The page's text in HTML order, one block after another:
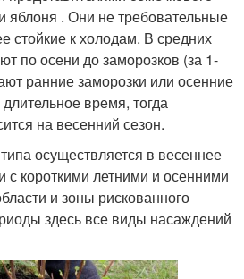
яблоня . Они не требовательные
стойкие к холодам. В средних
по осени до заморозков (за 1-
ранние заморозки или осенние
время, тогда
на весенний сезон.
осуществляется в весеннее
с короткими летними и осенними
и зоны рискованного
здесь все виды насаждений